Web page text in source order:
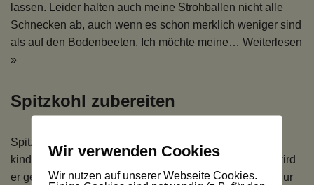
lassen. Leider halten auch meine Strohballen nicht alle
Schnecken ab, auch wenn es schon merklich weniger sind
als auf den Bodenbeeten. Ich möchte meine… Weiterlesen
»
Spitzkohl zubereiten
Spitzkohl ist sehr, sehr lecker, unglaublich gesund und
kinderleicht anzubauen. Ist der Kohl groß und kräftig, wird
er geerntet. Spitzkohl zubereiten kann jeder, denn mit nur
Wir verwenden Cookies
Wir nutzen auf unserer Webseite Cookies.